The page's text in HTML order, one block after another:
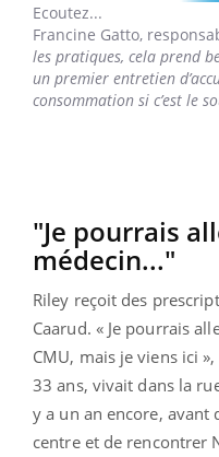
Ecoutez...
Francine Gatto,
les pratiques, cela prend
un premier entretien
consommation si c’est le
"Je pourrais
médecin..."
Riley reçoit des
Caarud. « Je pourrais
CMU, mais je viens ici
33 ans, vivait dans la
y a un an encore, avant
centre et de rencontrer